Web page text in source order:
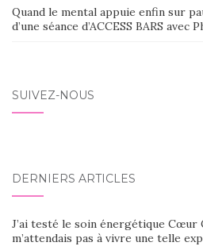
Quand le mental appuie enfin sur
d’une séance d’ACCESS BARS avec
SUIVEZ-NOUS
DERNIERS ARTICLES
J’ai testé le soin énergétique
m’attendais pas à vivre une telle